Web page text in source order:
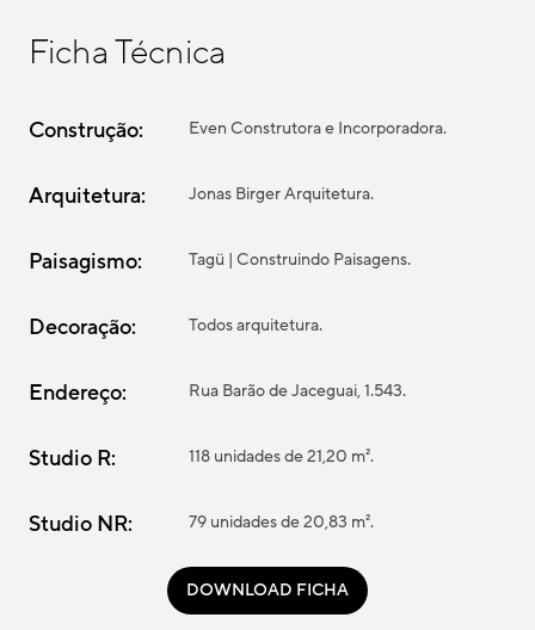
Ficha Técnica
Construção: Even Construtora e Incorporadora.
Arquitetura: Jonas Birger Arquitetura.
Paisagismo: Tagü | Construindo Paisagens.
Decoração: Todos arquitetura.
Endereço: Rua Barão de Jaceguai, 1.543.
Studio R: 118 unidades de 21,20 m².
Studio NR: 79 unidades de 20,83 m².
DOWNLOAD FICHA